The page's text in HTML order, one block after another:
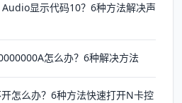
显示代码10？6种方法解决声
怎么办？6种解决方法
怎么办？6种方法快速打开N卡控